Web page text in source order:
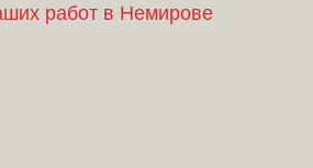
работ в Немирове